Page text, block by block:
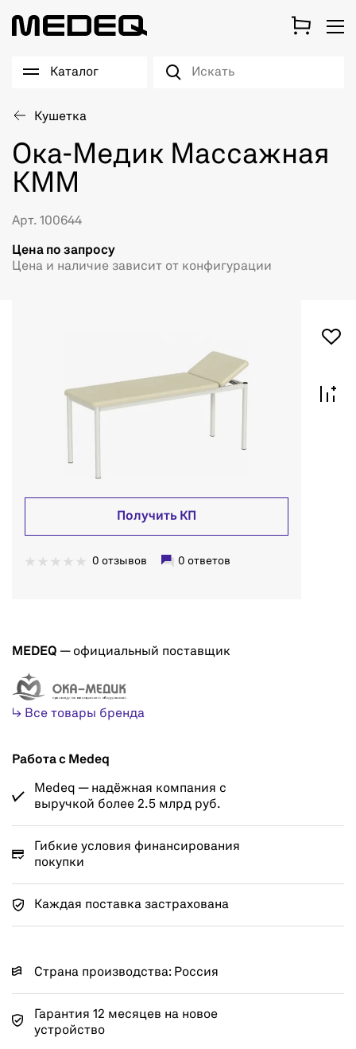
Каталог
Кушетка
Ока-Медик Массажная
КММ
Арт. 100644
Цена по запросу
Цена и наличие зависит от конфигурации
Получить КП
0 отзывов 0 ответов
MEDEQ — официальный поставщик
↳ Все товары бренда
Работа с Medeq
Medeq — надёжная компания с
выручкой более 2.5 млрд руб.
Гибкие условия финансирования
покупки
Каждая поставка застрахована
Страна производства: Россия
Гарантия 12 месяцев на новое
устройство